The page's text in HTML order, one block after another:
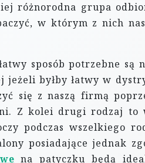
różnorodna grupa
w którym z nich
sposób potrzebne są
byłby łatwy w
się z naszą firmą
Z kolei drugi rodzaj to
podczas wszelkiego
posiadające jednak
na patyczku będą